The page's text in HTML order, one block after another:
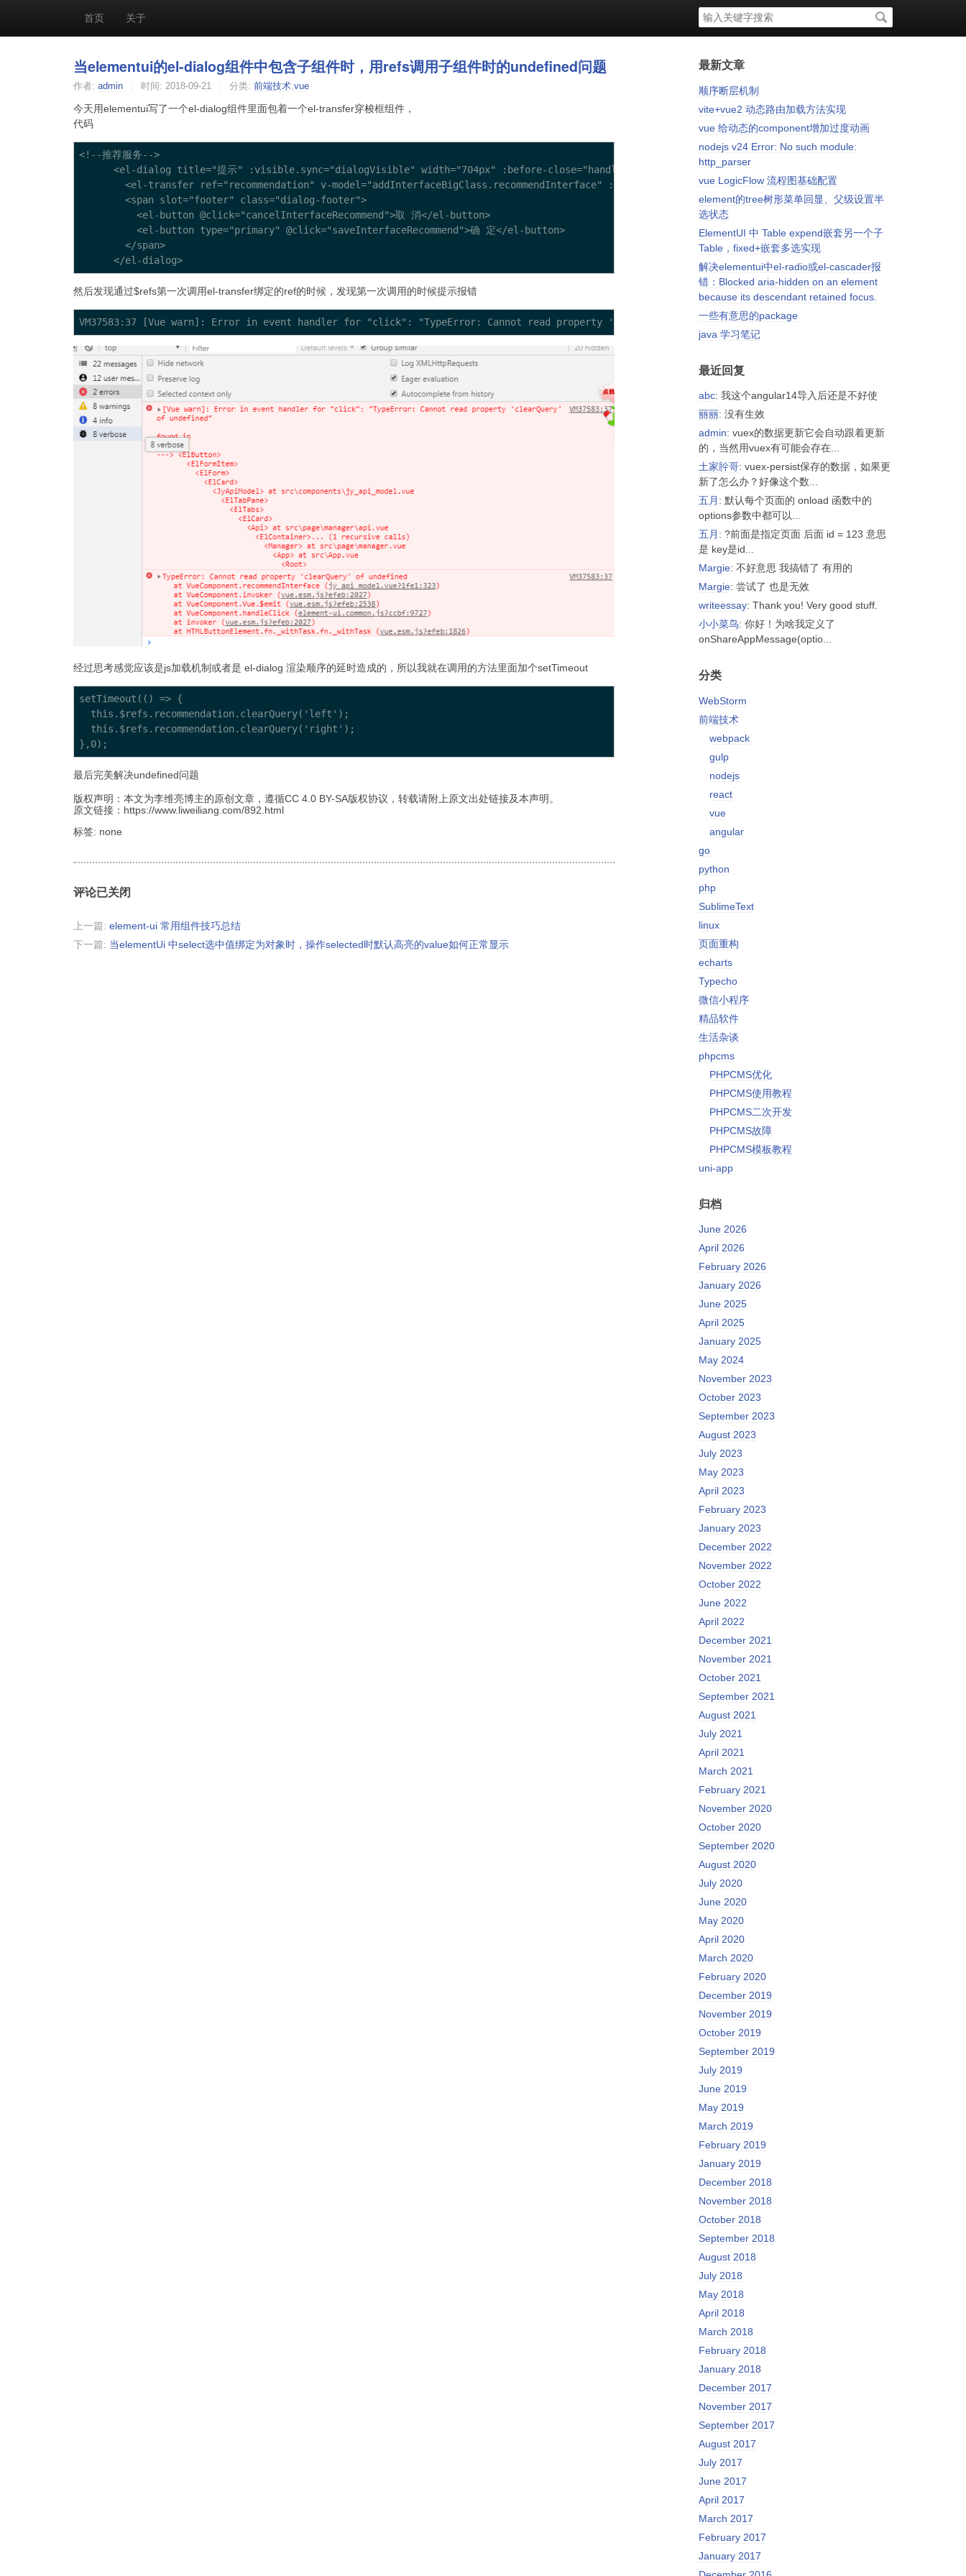
首页 关于
搜
索
关
字
当elementui的el-dialog组件中包含子组件时，用refs调用子组件时的undefined问题
作者: admin 时间: 2018-09-21 分类: 前端技术,vue
今天用elementui写了一个el-dialog组件里面包着一个el-transfer穿梭框组件，
代码
<!--推荐服务-->
      <el-dialog title="提示" :visible.sync="dialogVisible" width="704px" :before-close="handleClose">
<el-transfer ref="recommendation" v-model="addInterfaceBigClass.recommendInterface" :data="getModelList" :titles="['未添加','已添加']" filterable
        <span slot="footer" class="dialog-footer">
          <el-button @click="cancelInterfaceRecommend">取 消</el-button>
          <el-button type="primary" @click="saveInterfaceRecommend">确 定</el-button>
        </span>
然后发现通过$refs第一次调用el-transfer绑定的ref的时候，发现第一次调用的时候提示报错
经过思考感觉应该是js加载机制或者是 el-dialog 渲染顺序的延时造成的，所以我就在调用的方法里面加个setTimeout
setTimeout(() => {
  this.$refs.recommendation.clearQuery('left');
  this.$refs.recommendation.clearQuery('right');
最后完美解决undefined问题
版权声明：本文为李维亮博主的原创文章，遵循CC 4.0 BY-SA版权协议，转载请附上原文出处链接及本声明。
原文链接：https://www.liweiliang.com/892.html
标签: none
评论已关闭
上一篇: element-ui 常用组件技巧总结
下一篇: 当elementUi 中select选中值绑定为对象时，操作selected时默认高亮的value如何正常显示
最新文章
顺序断层机制
vite+vue2 动态路由加载方法实现
vue 给动态的component增加过度动画
nodejs v24 Error: No such module:
http_parser
vue LogicFlow 流程图基础配置
element的tree树形菜单回显、父级设置半
选状态
ElementUI 中 Table expend嵌套另一个子
Table，fixed+嵌套多选实现
解决elementui中el-radio或el-cascader报
错：Blocked aria-hidden on an element
because its descendant retained focus.
一些有意思的package
java 学习笔记
最近回复
abc: 我这个angular14导入后还是不好使
丽丽: 没有生效
admin: vuex的数据更新它会自动跟着更新
的，当然用vuex有可能会存在...
土家肸哥: vuex-persist保存的数据，如果更
新了怎么办？好像这个数...
五月 : 默认每个页面的 onload 函数中的
options参数中都可以...
五月 : ?前面是指定页面 后面 id = 123 意思
是 key是id...
Margie: 不好意思 我搞错了 有用的
Margie: 尝试了 也是无效
writeessay: Thank you! Very good stuff.
小小菜鸟: 你好！为啥我定义了
onShareAppMessage(optio...
分类
WebStorm
前端技术
webpack
gulp
nodejs
react
vue
angular
go
python
php
SublimeText
linux
页面重构
echarts
Typecho
微信小程序
精品软件
生活杂谈
phpcms
PHPCMS优化
PHPCMS使用教程
PHPCMS二次开发
PHPCMS故障
PHPCMS模板教程
uni-app
归档
June 2026
April 2026
February 2026
January 2026
June 2025
April 2025
January 2025
May 2024
November 2023
October 2023
September 2023
August 2023
July 2023
May 2023
April 2023
February 2023
January 2023
December 2022
November 2022
October 2022
June 2022
April 2022
December 2021
November 2021
October 2021
September 2021
August 2021
July 2021
April 2021
March 2021
February 2021
November 2020
October 2020
September 2020
August 2020
July 2020
June 2020
May 2020
April 2020
March 2020
February 2020
December 2019
November 2019
October 2019
September 2019
July 2019
June 2019
May 2019
March 2019
February 2019
January 2019
December 2018
November 2018
October 2018
September 2018
August 2018
July 2018
May 2018
April 2018
March 2018
February 2018
January 2018
December 2017
November 2017
September 2017
August 2017
July 2017
June 2017
April 2017
March 2017
February 2017
January 2017